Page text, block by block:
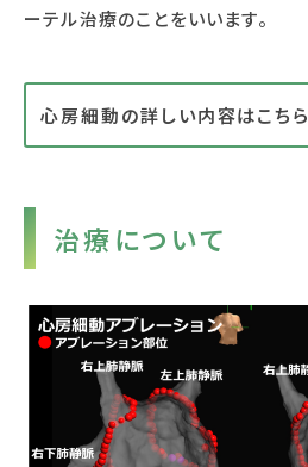
ーテル治療のことをいいます。
心房細動の詳しい内容はこちら
治療について